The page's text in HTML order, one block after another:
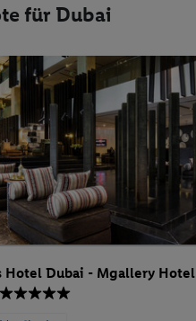
für Dubai
Hotel Dubai - Mgallery Hotel